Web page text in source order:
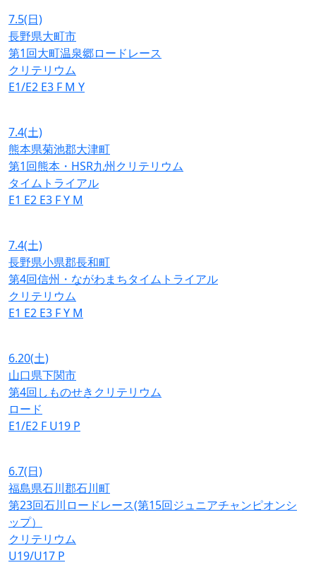
7.5(日)
長野県大町市
第1回大町温泉郷ロードレース
クリテリウム
E1/E2 E3 F M Y
7.4(土)
熊本県菊池郡大津町
第1回熊本・HSR九州クリテリウム
タイムトライアル
E1 E2 E3 FY M
7.4(土)
長野県小県郡長和町
第4回信州・ながわまちタイムトライアル
クリテリウム
E1 E2 E3 FY M
6.20(土)
山口県下関市
第4回しものせきクリテリウム
ロード
E1/E2 F U19 P
6.7(日)
福島県石川郡石川町
第23回石川ロードレース(第15回ジュニアチャンピオンシ
ップ）
クリテリウム
U19/U17 P